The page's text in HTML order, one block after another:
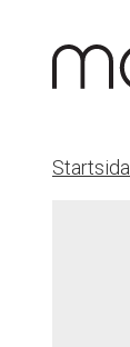
Startsida